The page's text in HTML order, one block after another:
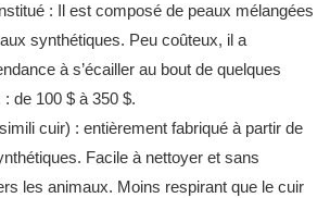
: Il est composé de peaux mélangées
synthétiques. Peu coûteux, il a
à s’écailler au bout de quelques
de 100 $ à 350 $.
cuir) : entièrement fabriqué à partir de
Facile à nettoyer et sans
les animaux. Moins respirant que le cuir